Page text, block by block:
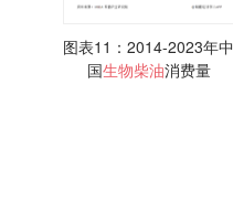
图表11：2014-2023年中
国生物柴油消费量